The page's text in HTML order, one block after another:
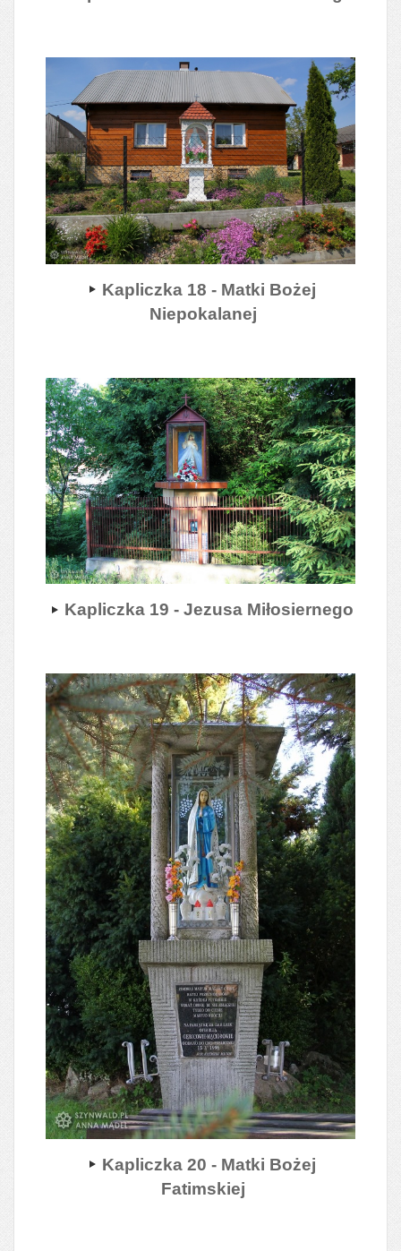
Kapliczka 18 - Matki Bożej
Niepokalanej
Kapliczka 19 - Jezusa Miłosiernego
Kapliczka 20 - Matki Bożej
Fatimskiej